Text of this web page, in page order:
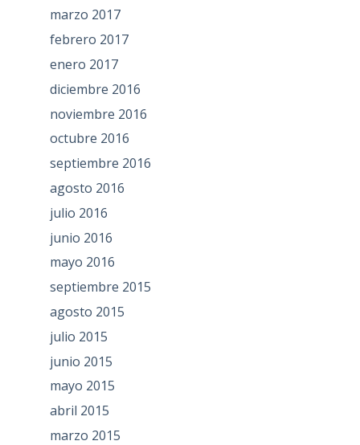
marzo 2017
febrero 2017
enero 2017
diciembre 2016
noviembre 2016
octubre 2016
septiembre 2016
agosto 2016
julio 2016
junio 2016
mayo 2016
septiembre 2015
agosto 2015
julio 2015
junio 2015
mayo 2015
abril 2015
marzo 2015